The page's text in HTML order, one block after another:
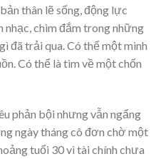
thân lẽ sống, động lực
nhạc, chìm đắm trong những
đã trải qua. Có thể một mình
Có thể là tìm về một chốn
phản bội nhưng vẫn ngẩng
ngày tháng cô đơn chờ một
tuổi 30 vì tài chính chưa